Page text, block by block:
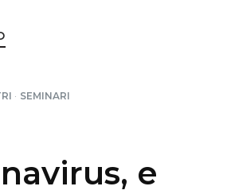
· SEMINARI
e